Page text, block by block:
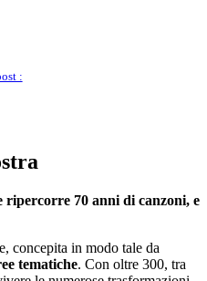
:
ripercorre 70 anni di canzoni, e
concepita in modo tale da
tematiche. Con oltre 300, tra